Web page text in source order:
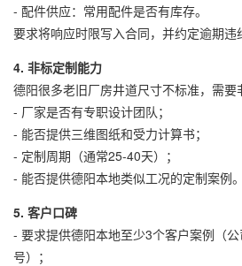
- 配件供应：常用配件是否有库存。
要求将响应时限写入合同，并约定逾期违
4. 非标定制能力
德阳很多老旧厂房井道尺寸不标准，需要
- 厂家是否有专职设计团队；
- 能否提供三维图纸和受力计算书；
- 定制周期（通常25-40天）；
- 能否提供德阳本地类似工况的定制案例。
5. 客户口碑
- 要求提供德阳本地至少3个客户案例（
号）；